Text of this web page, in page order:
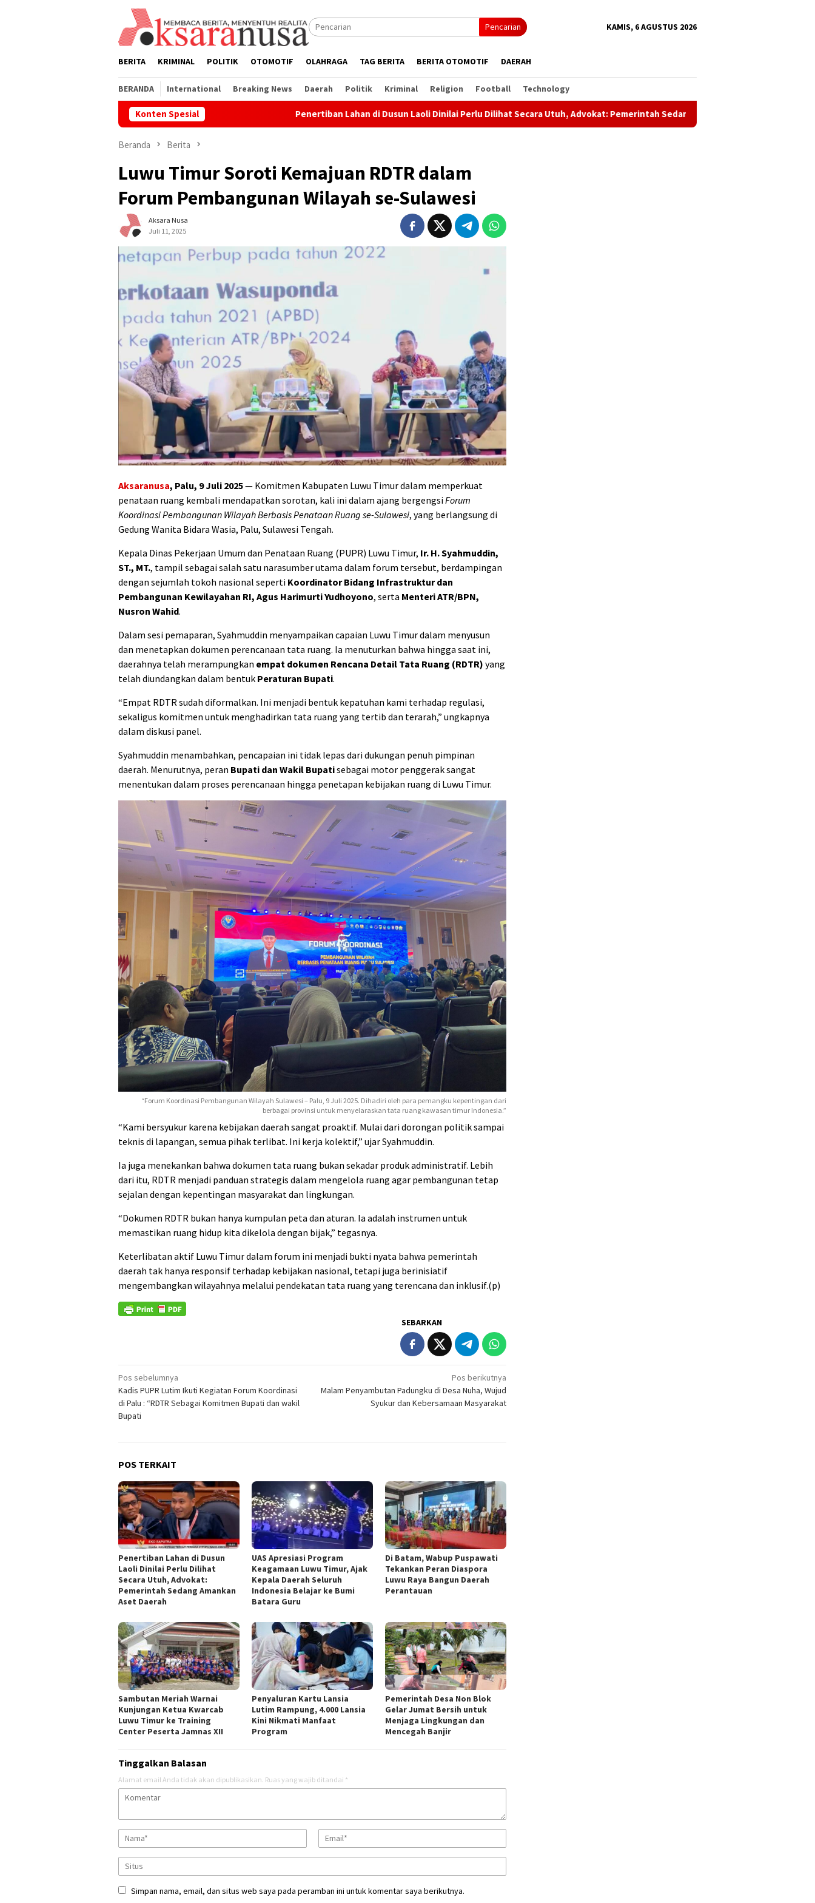
Pencarian KAMIS, 6 AGUSTUS 2026
BERITA KRIMINAL POLITIK OTOMOTIF OLAHRAGA TAG BERITA BERITA OTOMOTIF DAERAH
BERANDA International Breaking News Daerah Politik Kriminal Religion Football Technology
Konten Spesial Penertiban Lahan di Dusun Laoli Dinilai Perlu Dilihat Secara Utuh, Advokat: Pemerintah Sedang Amankan Aset Daerah
Beranda Berita
Luwu Timur Soroti Kemajuan RDTR dalam
Forum Pembangunan Wilayah se-Sulawesi
Aksara Nusa
Juli 11, 2025
Aksaranusa, Palu, 9 Juli 2025— Komitmen Kabupaten Luwu Timur dalam memperkuat
penataan ruang kembali mendapatkan sorotan, kali ini dalam ajang bergengsiForum
Koordinasi Pembangunan Wilayah Berbasis Penataan Ruang se-Sulawesi, yang berlangsung di
Gedung Wanita Bidara Wasia, Palu, Sulawesi Tengah.
Kepala Dinas Pekerjaan Umum dan Penataan Ruang (PUPR) Luwu Timur, Ir. H. Syahmuddin,
ST., MT., tampil sebagai salah satu narasumber utama dalam forum tersebut, berdampingan
dengan sejumlah tokoh nasional seperti Koordinator Bidang Infrastruktur dan
Pembangunan Kewilayahan RI, Agus Harimurti Yudhoyono, serta Menteri ATR/BPN,
Nusron Wahid.
Dalam sesi pemaparan, Syahmuddin menyampaikan capaian Luwu Timur dalam menyusun
dan menetapkan dokumen perencanaan tata ruang. Ia menuturkan bahwa hingga saat ini,
daerahnya telah merampungkan empat dokumen Rencana Detail Tata Ruang (RDTR) yang
telah diundangkan dalam bentuk Peraturan Bupati.
“Empat RDTR sudah diformalkan. Ini menjadi bentuk kepatuhan kami terhadap regulasi,
sekaligus komitmen untuk menghadirkan tata ruang yang tertib dan terarah,” ungkapnya
dalam diskusi panel.
Syahmuddin menambahkan, pencapaian ini tidak lepas dari dukungan penuh pimpinan
daerah. Menurutnya, peran Bupati dan Wakil Bupatisebagai motor penggerak sangat
menentukan dalam proses perencanaan hingga penetapan kebijakan ruang di Luwu Timur.
“Forum Koordinasi Pembangunan Wilayah Sulawesi – Palu, 9 Juli 2025. Dihadiri oleh para pemangku kepentingan dari
berbagai provinsi untuk menyelaraskan tata ruang kawasan timur Indonesia.”
“Kami bersyukur karena kebijakan daerah sangat proaktif. Mulai dari dorongan politik sampai
teknis di lapangan, semua pihak terlibat. Ini kerja kolektif,” ujar Syahmuddin.
Ia juga menekankan bahwa dokumen tata ruang bukan sekadar produk administratif. Lebih
dari itu, RDTR menjadi panduan strategis dalam mengelola ruang agar pembangunan tetap
sejalan dengan kepentingan masyarakat dan lingkungan.
“Dokumen RDTR bukan hanya kumpulan peta dan aturan. Ia adalah instrumen untuk
memastikan ruang hidup kita dikelola dengan bijak,” tegasnya.
Keterlibatan aktif Luwu Timur dalam forum ini menjadi bukti nyata bahwa pemerintah
daerah tak hanya responsif terhadap kebijakan nasional, tetapi juga berinisiatif
mengembangkan wilayahnya melalui pendekatan tata ruang yang terencana dan inklusif.(p)
SEBARKAN
Navigasi
pos
Pos sebelumnya
Kadis PUPR Lutim Ikuti Kegiatan Forum Koordinasi
di Palu : “RDTR Sebagai Komitmen Bupati dan wakil
Bupati
Pos berikutnya
Malam Penyambutan Padungku di Desa Nuha, Wujud
Syukur dan Kebersamaan Masyarakat
POS TERKAIT
Penertiban Lahan di Dusun
Laoli Dinilai Perlu Dilihat
Secara Utuh, Advokat:
Pemerintah Sedang Amankan
Aset Daerah
UAS Apresiasi Program
Keagamaan Luwu Timur, Ajak
Kepala Daerah Seluruh
Indonesia Belajar ke Bumi
Batara Guru
Di Batam, Wabup Puspawati
Tekankan Peran Diaspora
Luwu Raya Bangun Daerah
Perantauan
Sambutan Meriah Warnai
Kunjungan Ketua Kwarcab
Luwu Timur ke Training
Center Peserta Jamnas XII
Penyaluran Kartu Lansia
Lutim Rampung, 4.000 Lansia
Kini Nikmati Manfaat
Program
Pemerintah Desa Non Blok
Gelar Jumat Bersih untuk
Menjaga Lingkungan dan
Mencegah Banjir
Tinggalkan Balasan
Alamat email Anda tidak akan dipublikasikan. Ruas yang wajib ditandai *
Simpan nama, email, dan situs web saya pada peramban ini untuk komentar saya berikutnya.